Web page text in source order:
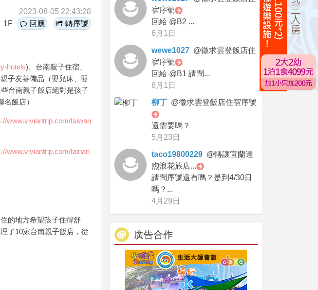
2023-08-05 22:43:28
1F
回應 轉序號
hotels)、台南親子住宿、
子友善備品（嬰兒床、嬰
台南親子飯店絕對是孩子
飯店）
www.viviantrip.com/taiwan
www.viviantrip.com/tainan
的地方希望孩子住得舒
了10家台南親子飯店，從
宿序號
回給 @B2 ...
6月1日
wewe1027 @徵求雲登飯店住
宿序號
回給 @B1 請問...
6月1日
柳丁 @徵求雲登飯店住宿序號
還需要嗎？
5月23日
taco19800229 @轉讓宜蘭達
煦浪花旅店...
請問序號還有嗎？是到4/30日
嗎？...
4月29日
廣告合作